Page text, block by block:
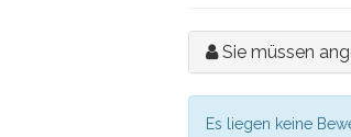
Sie müssen
Es liegen keine